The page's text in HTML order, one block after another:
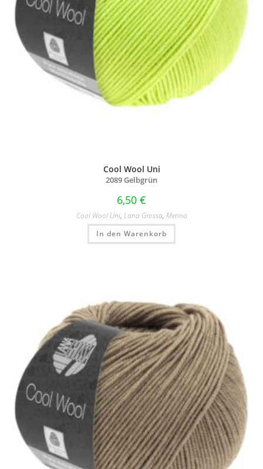
Cool Wool Uni
2089 Gelbgrün
6,50 €
Cool Wool Uni, Lana Grossa, Merino
In den Warenkorb